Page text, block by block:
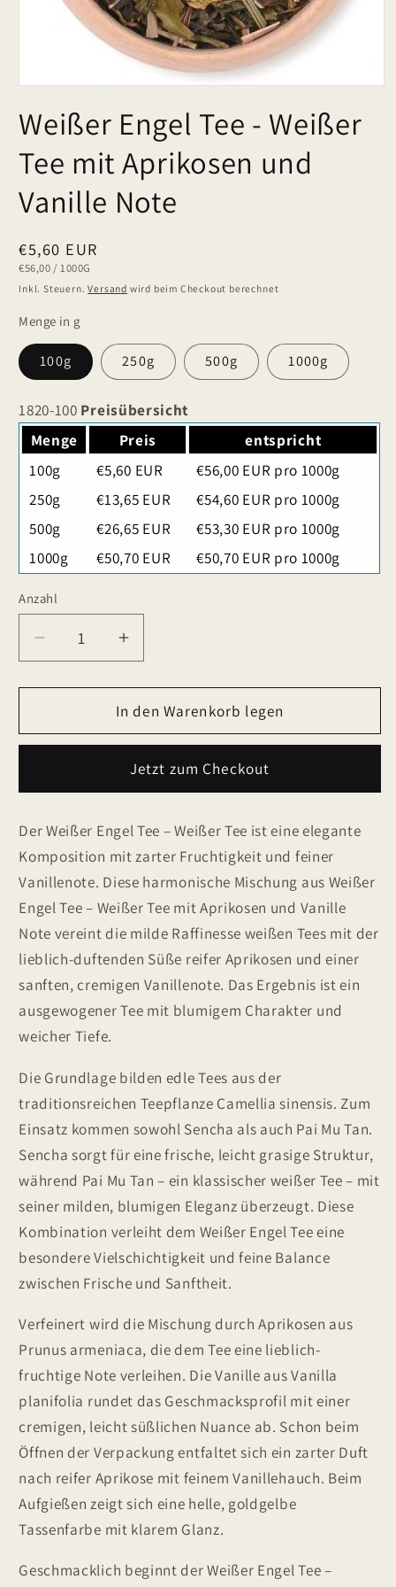
Weißer Engel Tee - Weißer
Tee mit Aprikosen und
Vanille Note
Normaler
Preis
€5,60 EUR
GRUNDPREIS
€56,00 / PRO
1000G
Inkl. Steuern.Versand wird beim Checkout berechnet
Menge in g
100g 250g 500g 1000g
1820-100 Preisübersicht
Menge
Preis
entspricht
100g
€5,60 EUR
€56,00 EUR pro 1000g
250g
€13,65 EUR
€54,60 EUR pro 1000g
500g
€26,65 EUR
€53,30 EUR pro 1000g
1000g
€50,70 EUR €50,70 EUR pro 1000g
Anzahl
Verringere
die
Menge
Weißer
-
Tee
mit
Aprikosen
und
Vanille
Note
Erhöhe
die
Menge
für
Weißer
Tee
-
Tee
mit
Aprikosen
und
Vanille
Note
In den Warenkorb legen
Jetzt zum Checkout
Der Weißer Engel Tee – Weißer Tee ist eine elegante
Komposition mit zarter Fruchtigkeit und feiner
Vanillenote. Diese harmonische Mischung aus Weißer
Engel Tee – Weißer Tee mit Aprikosen und Vanille
Note vereint die milde Raffinesse weißen Tees mit der
lieblich-duftenden Süße reifer Aprikosen und einer
sanften, cremigen Vanillenote. Das Ergebnis ist ein
ausgewogener Tee mit blumigem Charakter und
weicher Tiefe.
Die Grundlage bilden edle Tees aus der
traditionsreichen Teepflanze Camellia sinensis. Zum
Einsatz kommen sowohl Sencha als auch Pai Mu Tan.
Sencha sorgt für eine frische, leicht grasige Struktur,
während Pai Mu Tan – ein klassischer weißer Tee – mit
seiner milden, blumigen Eleganz überzeugt. Diese
Kombination verleiht dem Weißer Engel Tee eine
besondere Vielschichtigkeit und feine Balance
zwischen Frische und Sanftheit.
Verfeinert wird die Mischung durch Aprikosen aus
Prunus armeniaca, die dem Tee eine lieblich-
fruchtige Note verleihen. Die Vanille aus Vanilla
planifolia rundet das Geschmacksprofil mit einer
cremigen, leicht süßlichen Nuance ab. Schon beim
Öffnen der Verpackung entfaltet sich ein zarter Duft
nach reifer Aprikose mit feinem Vanillehauch. Beim
Aufgießen zeigt sich eine helle, goldgelbe
Tassenfarbe mit klarem Glanz.
Geschmacklich beginnt der Weißer Engel Tee –